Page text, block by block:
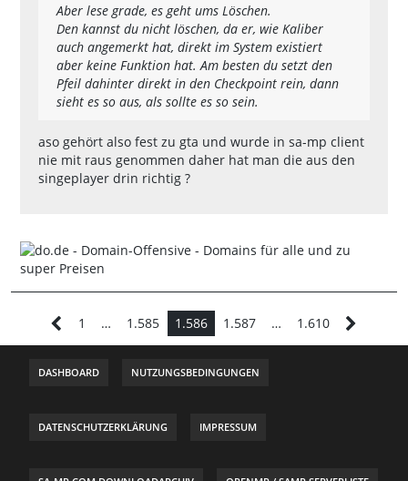
Aber lese grade, es geht ums Löschen.
Den kannst du nicht löschen, da er, wie Kaliber
auch angemerkt hat, direkt im System existiert
aber keine Funktion hat. Am besten du setzt den
Pfeil dahinter direkt in den Checkpoint rein, dann
sieht es so aus, als sollte es so sein.
aso gehört also fest zu gta und wurde in sa-mp client
nie mit raus genommen daher hat man die aus den
singeplayer drin richtig ?
1 … 1.585 1.586 1.587 … 1.610
DASHBOARD NUTZUNGSBEDINGUNGEN
DATENSCHUTZERKLÄRUNG IMPRESSUM